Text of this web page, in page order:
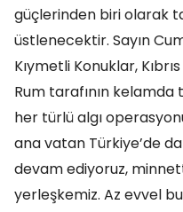
güçlerinden biri olarak
üstlenecektir. Sayın
Kıymetli Konuklar,
Rum tarafının
her türlü algı
ana vatan Türkiye’de
devam ediyoruz,
yerleşkemiz. Az evvel